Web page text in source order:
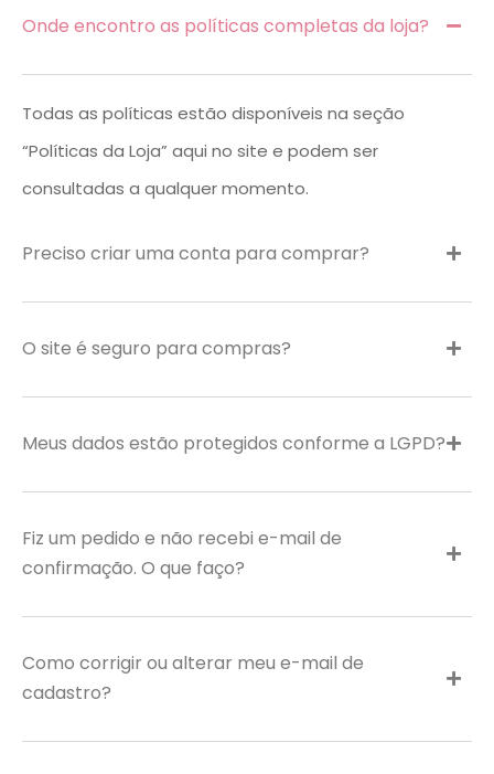
Onde encontro as políticas completas da loja?
Todas as políticas estão disponíveis na seção
“Políticas da Loja” aqui no site e podem ser
consultadas a qualquer momento.
Preciso criar uma conta para comprar?
O site é seguro para compras?
Meus dados estão protegidos conforme a LGPD?
Fiz um pedido e não recebi e-mail de
confirmação. O que faço?
Como corrigir ou alterar meu e-mail de
cadastro?